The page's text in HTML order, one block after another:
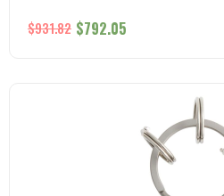
$931.82 $792.05